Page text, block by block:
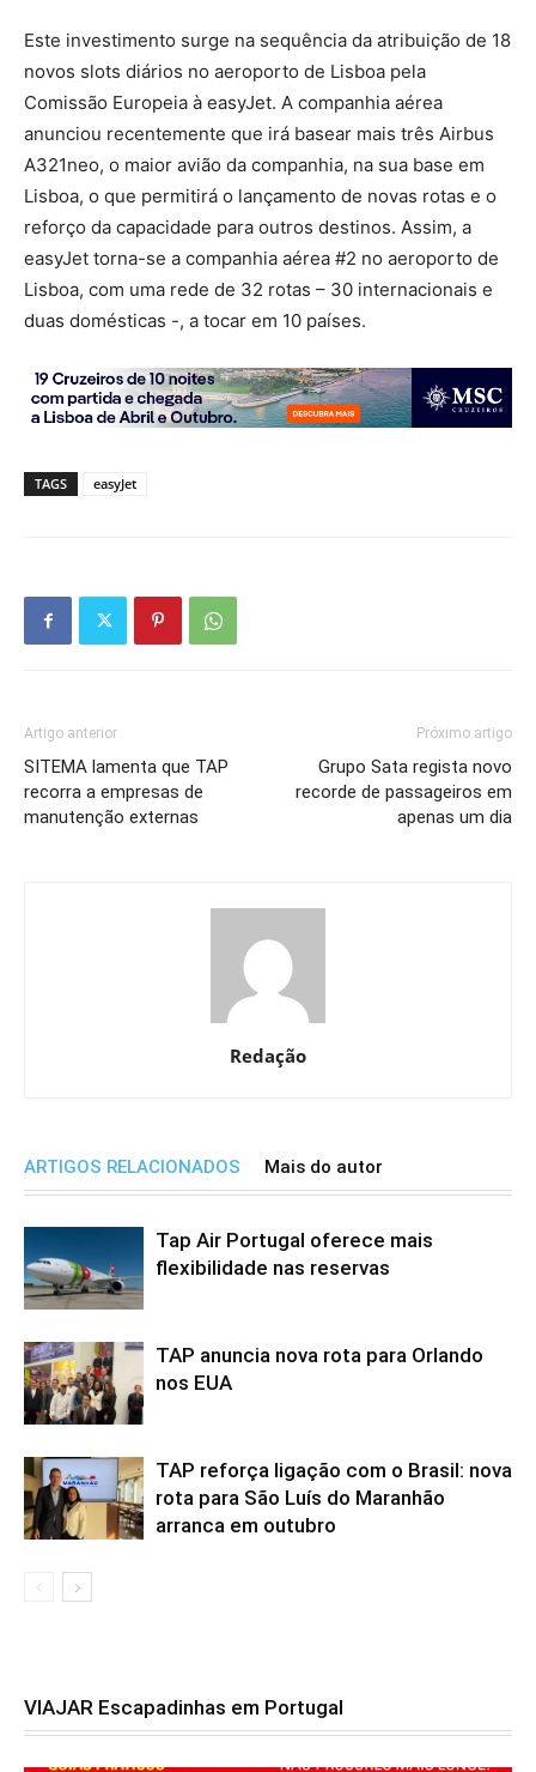
Este investimento surge na sequência da atribuição de 18
novos slots diários no aeroporto de Lisboa pela
Comissão Europeia à easyJet. A companhia aérea
anunciou recentemente que irá basear mais três Airbus
A321neo, o maior avião da companhia, na sua base em
Lisboa, o que permitirá o lançamento de novas rotas e o
reforço da capacidade para outros destinos. Assim, a
easyJet torna-se a companhia aérea #2 no aeroporto de
Lisboa, com uma rede de 32 rotas – 30 internacionais e
duas domésticas -, a tocar em 10 países.
TAGS easyJet
Artigo anterior
SITEMA lamenta que TAP
recorra a empresas de
manutenção externas
Próximo artigo
Grupo Sata regista novo
recorde de passageiros em
apenas um dia
Redação
ARTIGOS RELACIONADOS Mais do autor
Tap Air Portugal oferece mais
flexibilidade nas reservas
TAP anuncia nova rota para Orlando
nos EUA
TAP reforça ligação com o Brasil: nova
rota para São Luís do Maranhão
arranca em outubro
VIAJAR Escapadinhas em Portugal